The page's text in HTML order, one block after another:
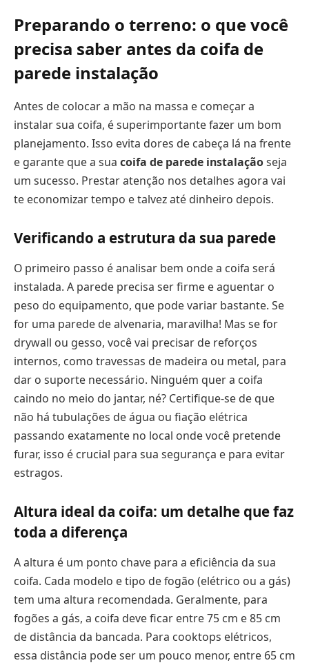
Preparando o terreno: o que você
precisa saber antes da coifa de
parede instalação
Antes de colocar a mão na massa e começar a
instalar sua coifa, é superimportante fazer um bom
planejamento. Isso evita dores de cabeça lá na frente
e garante que a sua coifa de parede instalaçãoseja
um sucesso. Prestar atenção nos detalhes agora vai
te economizar tempo e talvez até dinheiro depois.
Verificando a estrutura da sua parede
O primeiro passo é analisar bem onde a coifa será
instalada. A parede precisa ser firme e aguentar o
peso do equipamento, que pode variar bastante. Se
for uma parede de alvenaria, maravilha! Mas se for
drywall ou gesso, você vai precisar de reforços
internos, como travessas de madeira ou metal, para
dar o suporte necessário. Ninguém quer a coifa
caindo no meio do jantar, né? Certifique-se de que
não há tubulações de água ou fiação elétrica
passando exatamente no local onde você pretende
furar, isso é crucial para sua segurança e para evitar
estragos.
Altura ideal da coifa: um detalhe que faz
toda a diferença
A altura é um ponto chave para a eficiência da sua
coifa. Cada modelo e tipo de fogão (elétrico ou a gás)
tem uma altura recomendada. Geralmente, para
fogões a gás, a coifa deve ficar entre 75 cm e 85 cm
de distância da bancada. Para cooktops elétricos,
essa distância pode ser um pouco menor, entre 65 cm